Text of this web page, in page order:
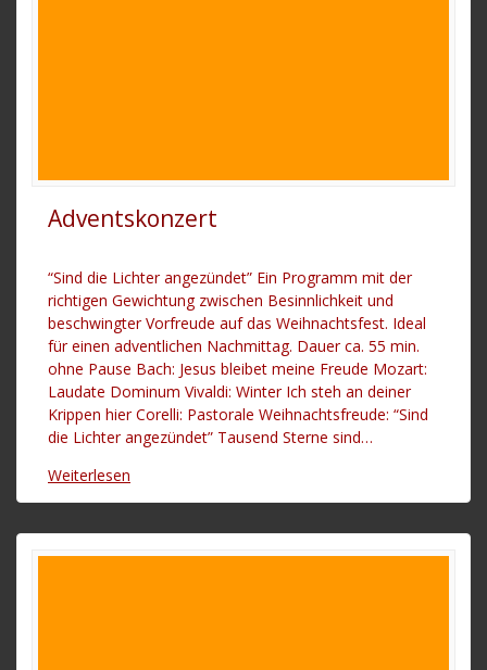
Adventskonzert
“Sind die Lichter angezündet” Ein Programm mit der
richtigen Gewichtung zwischen Besinnlichkeit und
beschwingter Vorfreude auf das Weihnachtsfest. Ideal
für einen adventlichen Nachmittag. Dauer ca. 55 min.
ohne Pause Bach: Jesus bleibet meine Freude Mozart:
Laudate Dominum Vivaldi: Winter Ich steh an deiner
Krippen hier Corelli: Pastorale Weihnachtsfreude: “Sind
die Lichter angezündet” Tausend Sterne sind…
Weiterlesen